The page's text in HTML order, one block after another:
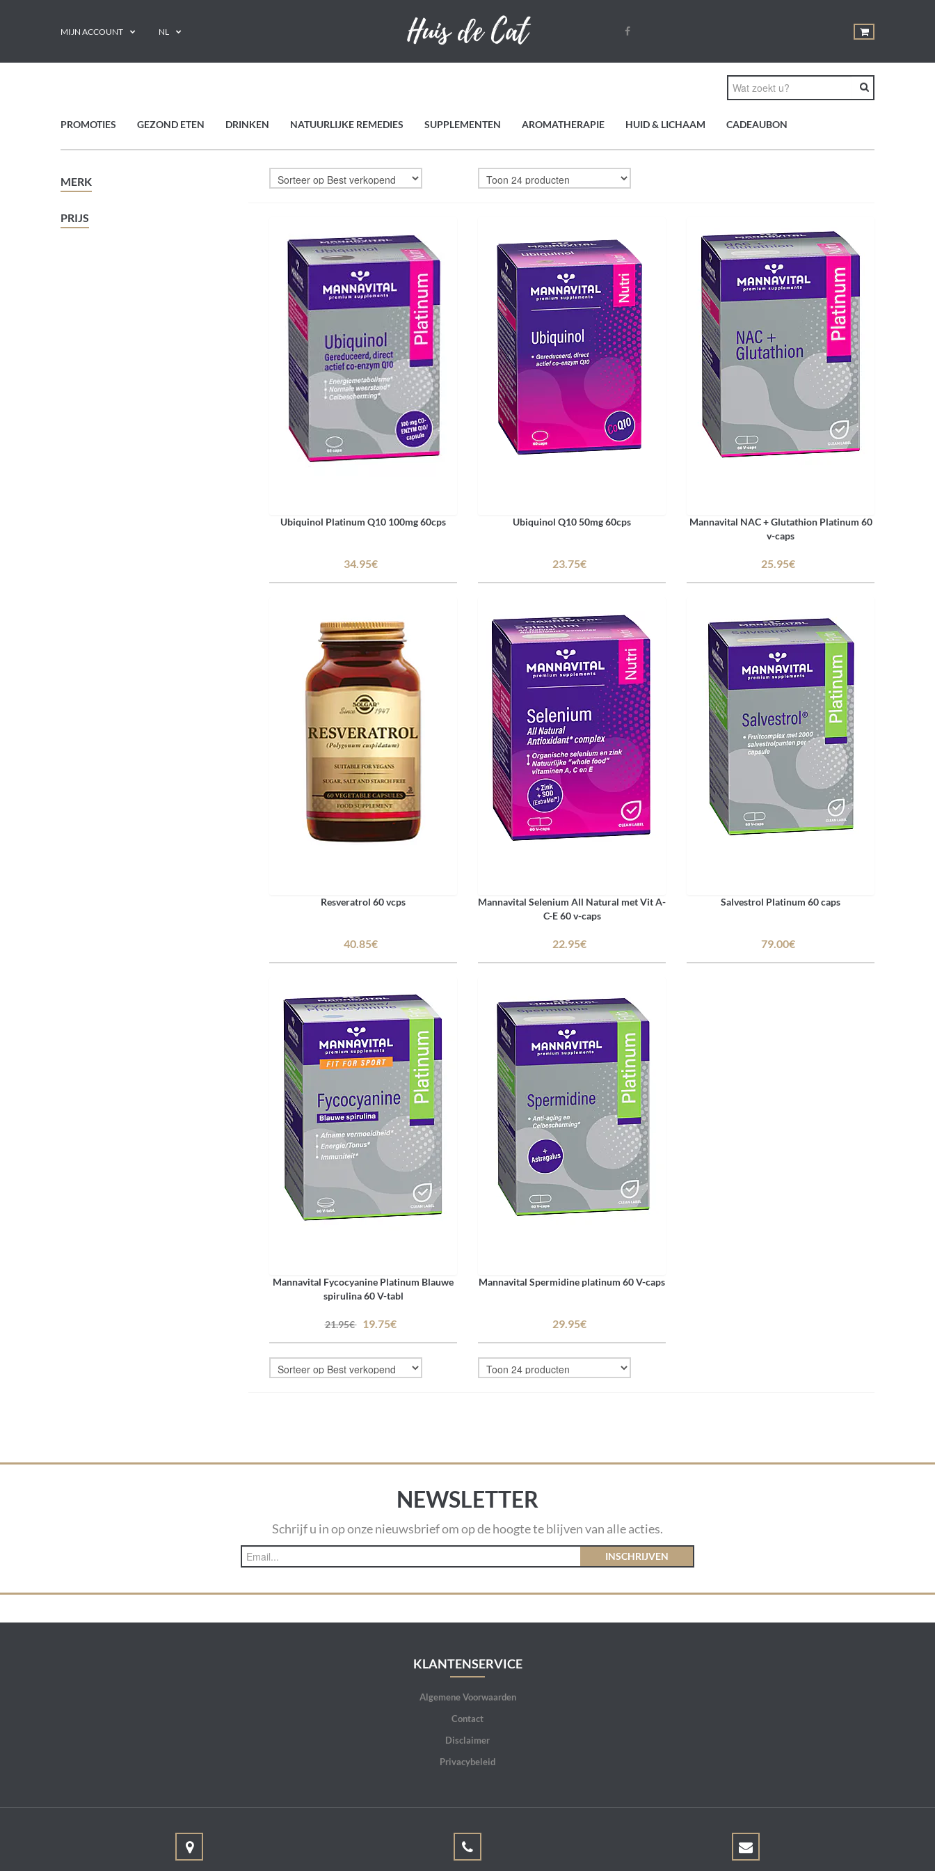
MIJN ACCOUNT NL
PROMOTIES GEZOND ETEN DRINKEN NATUURLIJKE REMEDIES SUPPLEMENTEN AROMATHERAPIE HUID & LICHAAM CADEAUBON
MERK
PRIJS
Ubiquinol Platinum Q10 100mg 60cps
34.95€
Ubiquinol Q10 50mg 60cps
23.75€
Mannavital NAC + Glutathion Platinum 60
v-caps
25.95€
Resveratrol 60 vcps
40.85€
Mannavital Selenium All Natural met Vit A-
C-E 60 v-caps
22.95€
Salvestrol Platinum 60 caps
79.00€
Mannavital Fycocyanine Platinum Blauwe
spirulina 60 V-tabl
21.95€ 19.75€
Mannavital Spermidine platinum 60 V-caps
29.95€
NEWSLETTER
Schrijf u in op onze nieuwsbrief om op de hoogte te blijven van alle acties.
INSCHRIJVEN
KLANTENSERVICE
Algemene Voorwaarden
Contact
Disclaimer
Privacybeleid